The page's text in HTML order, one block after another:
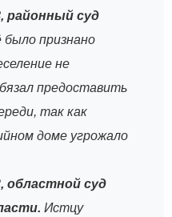
районный суд
признано
не
предоставить
так как
доме угрожало
областной суд
Истцу